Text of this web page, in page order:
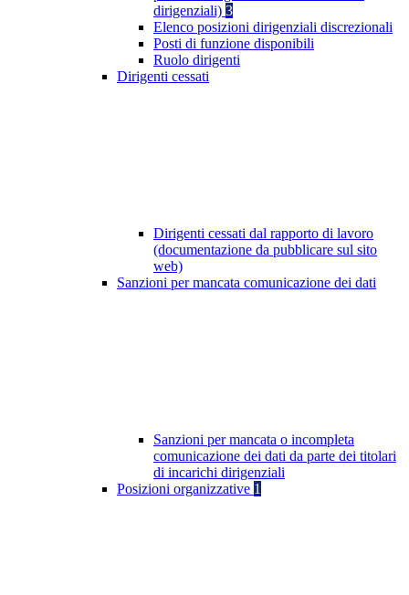
dirigenziali) 3
Elenco posizioni dirigenziali discrezionali
Posti di funzione disponibili
Ruolo dirigenti
Dirigenti cessati
Dirigenti cessati dal rapporto di lavoro
(documentazione da pubblicare sul sito
web)
Sanzioni per mancata comunicazione dei dati
Sanzioni per mancata o incompleta
comunicazione dei dati da parte dei titolari
di incarichi dirigenziali
Posizioni organizzative 1